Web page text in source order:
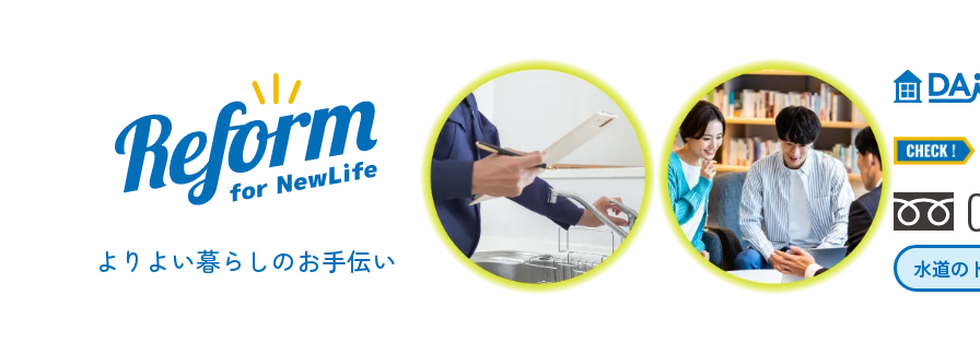
よりよい暮らしのお手伝い 水道の